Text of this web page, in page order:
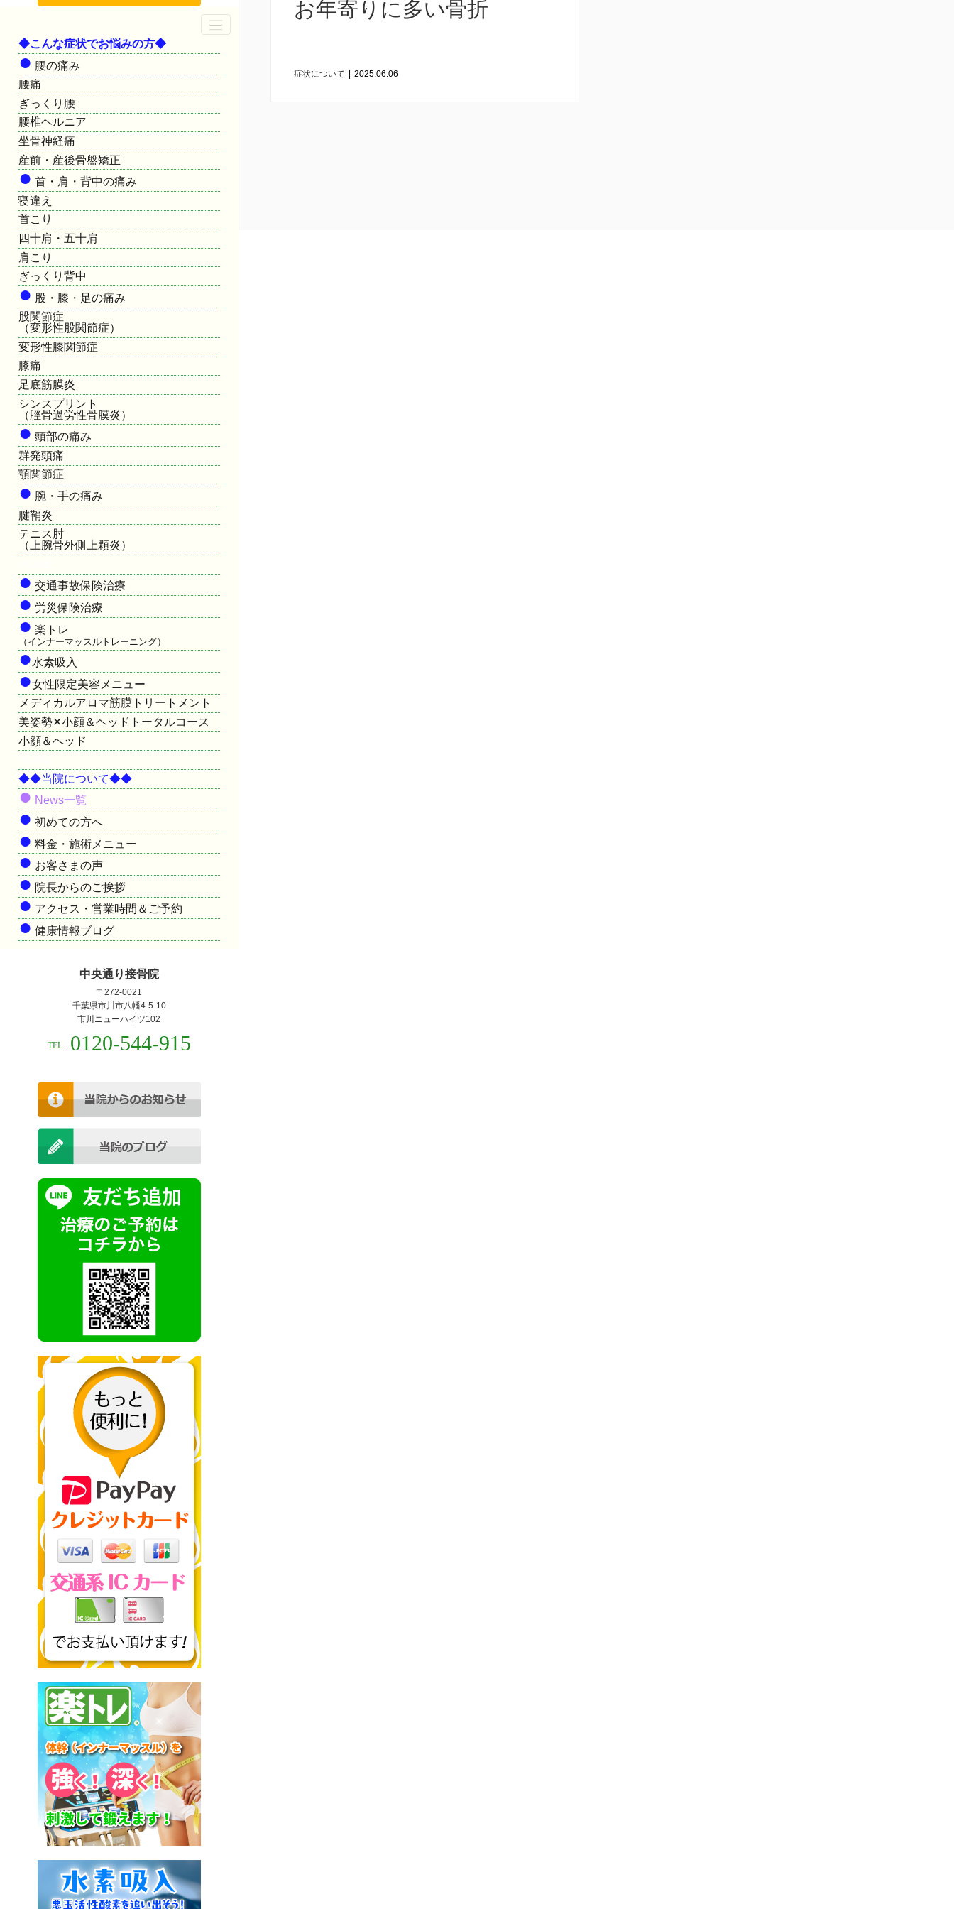
◆こんな症状でお悩みの方◆
● 腰の痛み
腰痛
ぎっくり腰
腰椎ヘルニア
坐骨神経痛
産前・産後骨盤矯正
● 首・肩・背中の痛み
寝違え
首こり
四十肩・五十肩
肩こり
ぎっくり背中
● 股・膝・足の痛み
股関節症
（変形性股関節症）
変形性膝関節症
膝痛
足底筋膜炎
シンスプリント
（脛骨過労性骨膜炎）
● 頭部の痛み
群発頭痛
顎関節症
● 腕・手の痛み
腱鞘炎
テニス肘
（上腕骨外側上顆炎）
● 交通事故保険治療
● 労災保険治療
● 楽トレ
（インナーマッスルトレーニング）
●水素吸入
●女性限定美容メニュー
メディカルアロマ筋膜トリートメント
美姿勢✕小顔＆ヘッドトータルコース
小顔＆ヘッド
◆◆当院について◆◆
● News一覧
● 初めての方へ
● 料金・施術メニュー
● お客さまの声
● 院長からのご挨拶
● アクセス・営業時間＆ご予約
● 健康情報ブログ
中央通り接骨院
〒272-0021
千葉県市川市八幡4-5-10
市川ニューハイツ102
TEL. 0120-544-915
お年寄りに多い骨折
症状について | 2025.06.06